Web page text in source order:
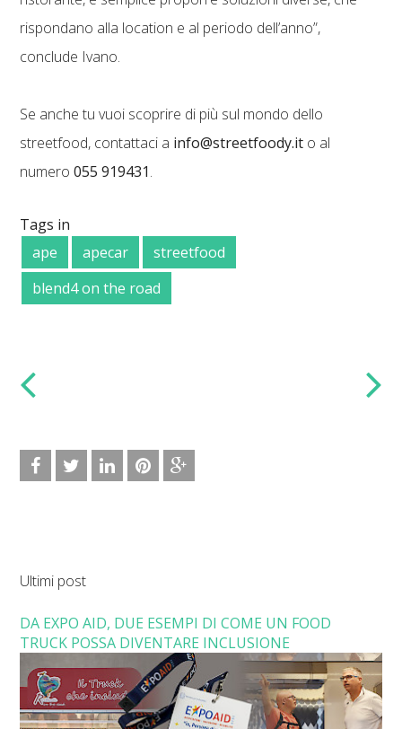
rispondano alla location e al periodo dell’anno”,
conclude Ivano.
Se anche tu vuoi scoprire di più sul mondo dello
streetfood, contattaci a info@streetfoody.it o al
numero055 919431.
Tags in
ape
apecar
streetfood
blend4 on the road
Ultimi post
DA EXPO AID, DUE ESEMPI DI COME UN FOOD
TRUCK POSSA DIVENTARE INCLUSIONE